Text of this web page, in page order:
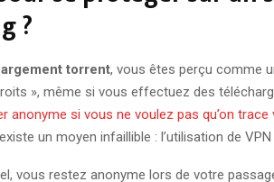
?
torrent, vous êtes perçu comme
», même si vous effectuez des
anonyme si vous ne voulez pas qu’on
un moyen infaillible : l’utilisation de
vous restez anonyme lors de votre